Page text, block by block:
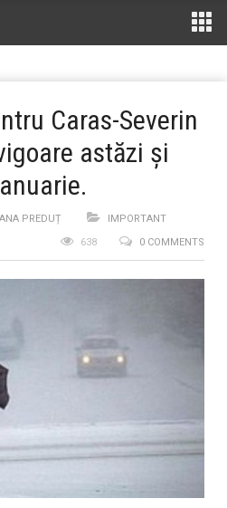
Caras-Severin
astăzi și
PREDUȚ
IMPORTANT
0 COMMENTS
638